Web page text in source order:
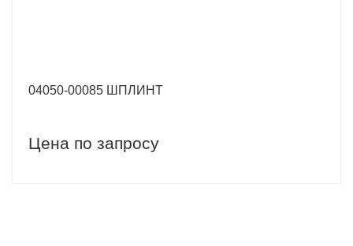
04050-00085 ШПЛИНТ
Цена по запросу